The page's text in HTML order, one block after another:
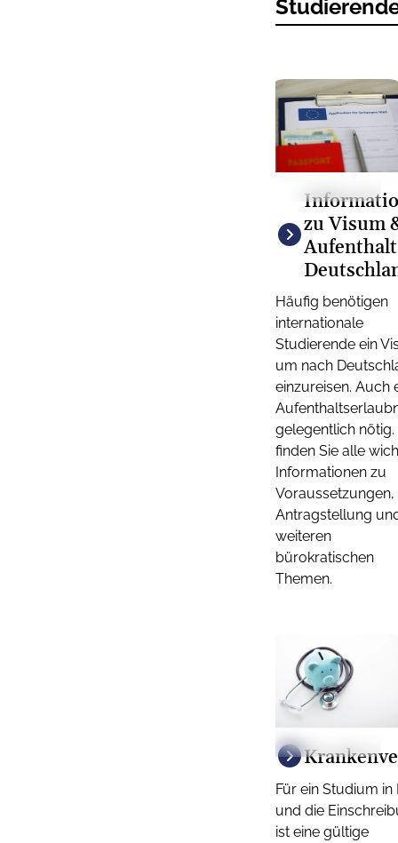
zu Visum
Häufig benötigen
internationale
Studierende ein
um nach
einzureisen. Auch
gelegentlich nötig.
finden Sie alle
Informationen zu
Voraussetzungen,
Antragstellung
weiteren
bürokratischen
Themen.
Für ein Studium
und die
ist eine gültige
© colourbox.com